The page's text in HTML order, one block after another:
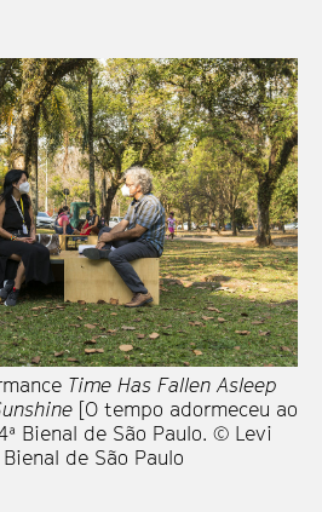
Time Has Fallen Asleep
[O tempo adormeceu ao
Bienal de São Paulo. © Levi
de São Paulo